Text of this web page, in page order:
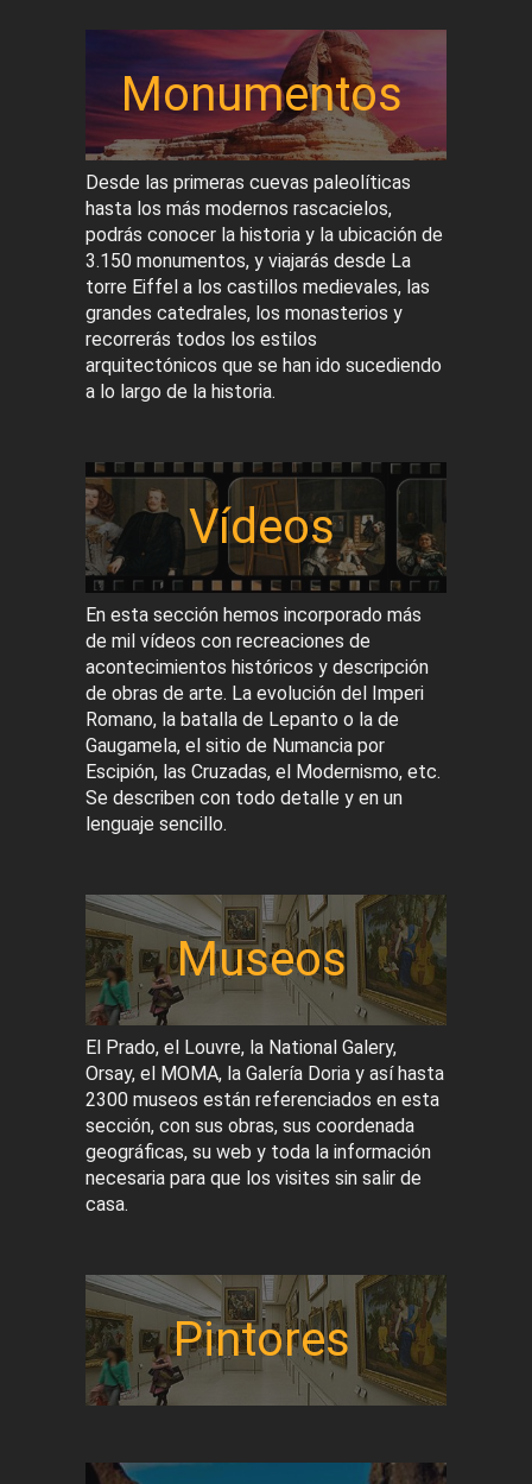
Monumentos
Desde las primeras cuevas paleolíticas
hasta los más modernos rascacielos,
podrás conocer la historia y la ubicación de
3.150 monumentos, y viajarás desde La
torre Eiffel a los castillos medievales, las
grandes catedrales, los monasterios y
recorrerás todos los estilos
arquitectónicos que se han ido sucediendo
a lo largo de la historia.
Vídeos
En esta sección hemos incorporado más
de mil vídeos con recreaciones de
acontecimientos históricos y descripción
de obras de arte. La evolución del Imperi
Romano, la batalla de Lepanto o la de
Gaugamela, el sitio de Numancia por
Escipión, las Cruzadas, el Modernismo, etc.
Se describen con todo detalle y en un
lenguaje sencillo.
Museos
El Prado, el Louvre, la National Galery,
Orsay, el MOMA, la Galería Doria y así hasta
2300 museos están referenciados en esta
sección, con sus obras, sus coordenada
geográficas, su web y toda la información
necesaria para que los visites sin salir de
casa.
Pintores